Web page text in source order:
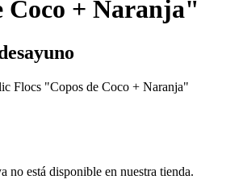
Coco + Naranja"
Flocs "Copos de Coco + Naranja"
no está disponible en nuestra tienda.